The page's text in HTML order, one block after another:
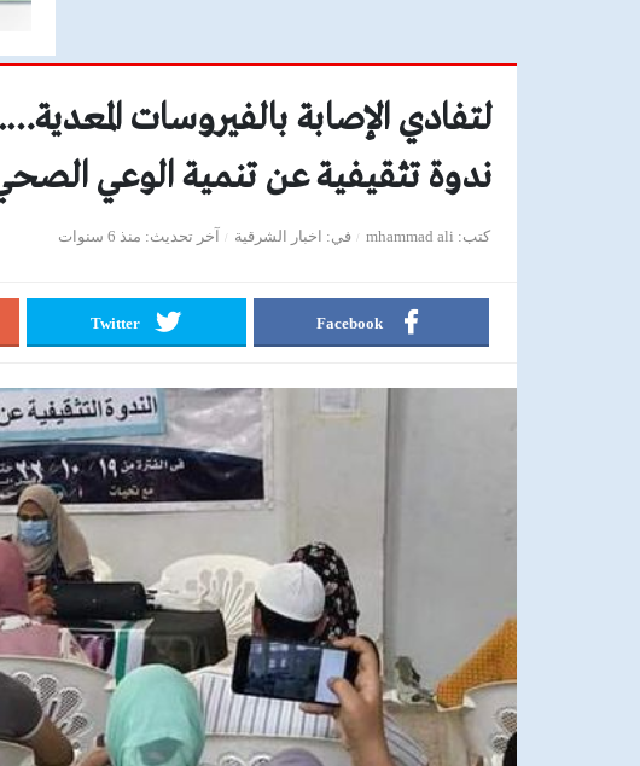
لتفادي الإصابة بالفيروسات
ندوة تثقيفية عن تنمية الوعي
كتب mhammad ali في اخبار الشرقية آخر تحديث منذ 6 سنوات
Facebook
Twitter